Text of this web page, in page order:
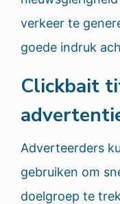
verkeer te
goede indruk
Clickbait
Adverteerders
gebruiken om
doelgroep te